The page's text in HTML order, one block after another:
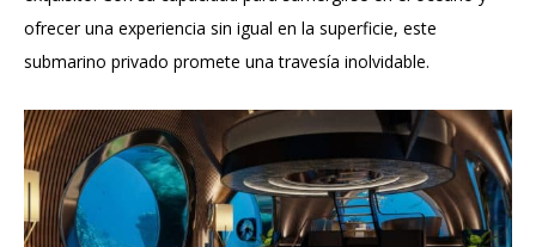
ofrecer una experiencia sin igual en la superficie, este
submarino privado promete una travesía inolvidable.